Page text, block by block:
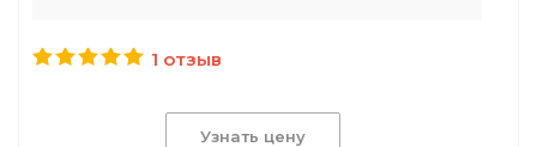
1 отзыв
Узнать цену